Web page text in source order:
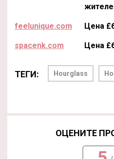
feelunique.com Цена
spacenk.com Цена
ТЕГИ: Hourglass
ОЦЕНИТЕ